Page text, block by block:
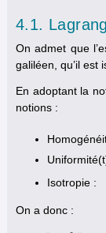
4.1.
On admet que
galiléen, qu’il est
En adoptant la
notions :
On a donc :